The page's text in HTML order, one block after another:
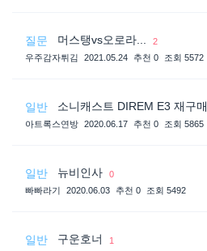
질문 머스탱vs오로라...
2
우주감자튀김
2021.05.24 추천 0 조회 5572
일반 소니캐스트 DIREM E3 재구매
아트록스연방 2020.06.17 추천 0 조회 5865
일반 뉴비인사
0
빠빠라기
2020.06.03 추천 0 조회 5492
일반 구운호너
1